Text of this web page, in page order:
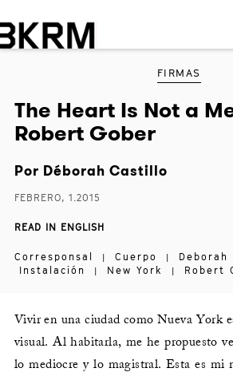
FIRMAS
The Heart Is Not a
Robert Gober
Por Déborah Castillo
FEBRERO, 1.2015
READ IN ENGLISH
Corresponsal | Cuerpo | Deborah
Instalación | New York | Robert
Vivir en una ciudad como Nueva York
visual. Al habitarla, me he propuesto
lo mediocre y lo magistral. Esta es mi